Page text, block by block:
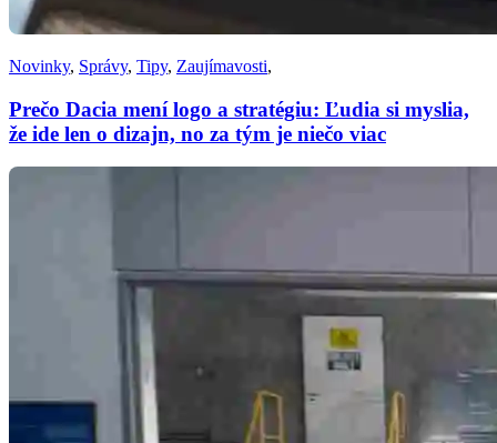
Novinky, Správy, Tipy, Zaujímavosti,
Prečo Dacia mení logo a stratégiu: Ľudia si myslia,
že ide len o dizajn, no za tým je niečo viac